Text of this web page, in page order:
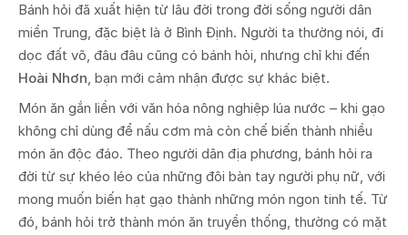
Bánh hỏi đã xuất hiện từ lâu đời trong đời sống người dân
miền Trung, đặc biệt là ở Bình Định. Người ta thường nói, đi
dọc đất võ, đâu đâu cũng có bánh hỏi, nhưng chỉ khi đến
Hoài Nhơn, bạn mới cảm nhận được sự khác biệt.
Món ăn gắn liền với văn hóa nông nghiệp lúa nước – khi gạo
không chỉ dùng để nấu cơm mà còn chế biến thành nhiều
món ăn độc đáo. Theo người dân địa phương, bánh hỏi ra
đời từ sự khéo léo của những đôi bàn tay người phụ nữ, với
mong muốn biến hạt gạo thành những món ngon tinh tế. Từ
đó, bánh hỏi trở thành món ăn truyền thống, thường có mặt